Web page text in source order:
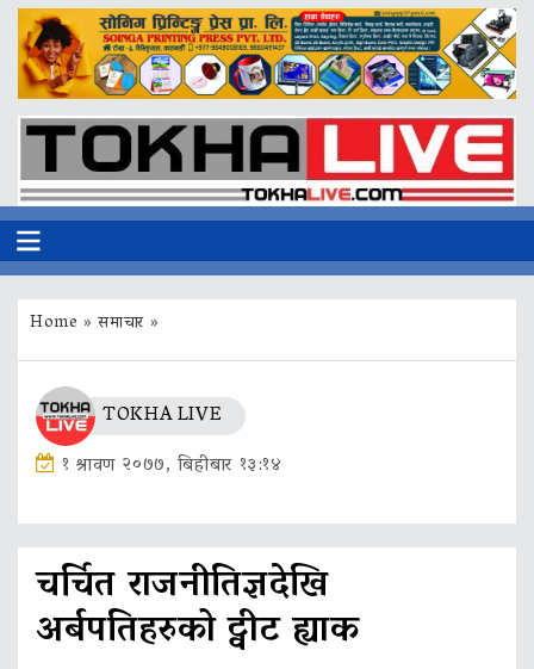
Home »समाचार »
TOKHA LIVE
१ श्रावण २०७७, बिहीबार १३:१४
चर्चित राजनीतिज्ञदेखि
अर्बपतिहरुको ट्वीट ह्याक